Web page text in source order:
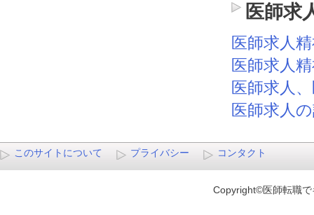
医師求
医師求人
医師求人
医師求人
医師求人
このサイトについて プライバシー コンタクト
Copyright©医師転職